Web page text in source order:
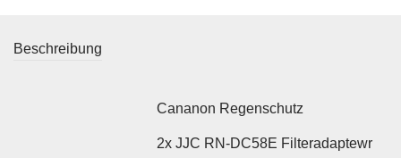
Beschreibung
Cananon Regenschutz
2x JJC RN-DC58E Filteradaptewr